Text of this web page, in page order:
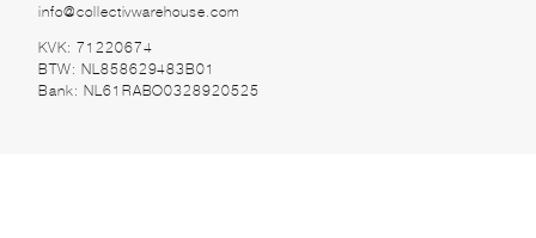
info@collectivwarehouse.com
KVK: 71220674
BTW: NL858629483B01
Bank: NL61RABO0328920525